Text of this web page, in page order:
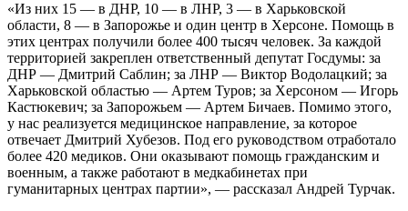
«Из них 15 — в ДНР, 10 — в ЛНР, 3 — в Харьковской
области, 8 — в Запорожье и один центр в Херсоне. Помощь в
этих центрах получили более 400 тысяч человек. За каждой
территорией закреплен ответственный депутат Госдумы: за
ДНР — Дмитрий Саблин; за ЛНР — Виктор Водолацкий; за
Харьковской областью — Артем Туров; за Херсоном — Игорь
Кастюкевич; за Запорожьем — Артем Бичаев. Помимо этого,
у нас реализуется медицинское направление, за которое
отвечает Дмитрий Хубезов. Под его руководством отработало
более 420 медиков. Они оказывают помощь гражданским и
военным, а также работают в медкабинетах при
гуманитарных центрах партии», — рассказал Андрей Турчак.